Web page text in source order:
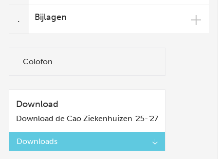
. Bijlagen
Colofon
Download
Download de Cao Ziekenhuizen '25-'27
Downloads